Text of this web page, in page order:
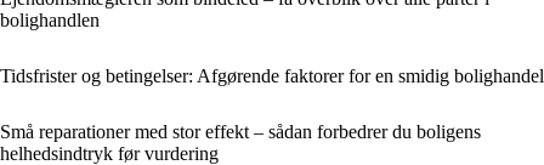
bolighandlen
Tidsfrister og betingelser: Afgørende faktorer for en smidig bolighandel
Små reparationer med stor effekt – sådan forbedrer du boligens
helhedsindtryk før vurdering